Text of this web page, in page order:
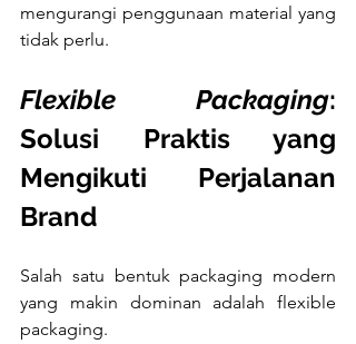
mengurangi penggunaan material yang
tidak perlu.
Flexible Packaging:
Solusi Praktis yang
Mengikuti Perjalanan
Brand
Salah satu bentuk packaging modern
yang makin dominan adalah flexible
packaging.